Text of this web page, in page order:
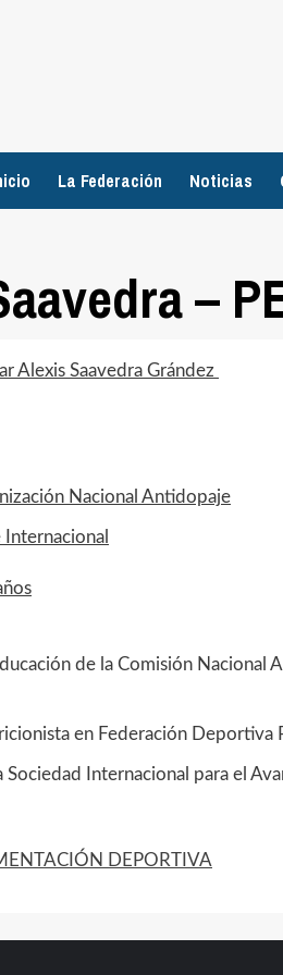
La Federación Noticias
–
Alexis Saavedra Grández
Nacional Antidopaje
de la Comisión
en Federación Deportiva
Internacional para el
DEPORTIVA